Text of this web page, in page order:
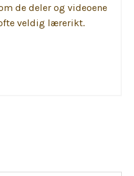
de deler og videoene
veldig lærerikt.